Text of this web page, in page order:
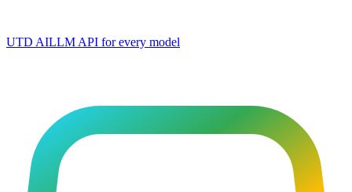
UTD AILLM API for every model